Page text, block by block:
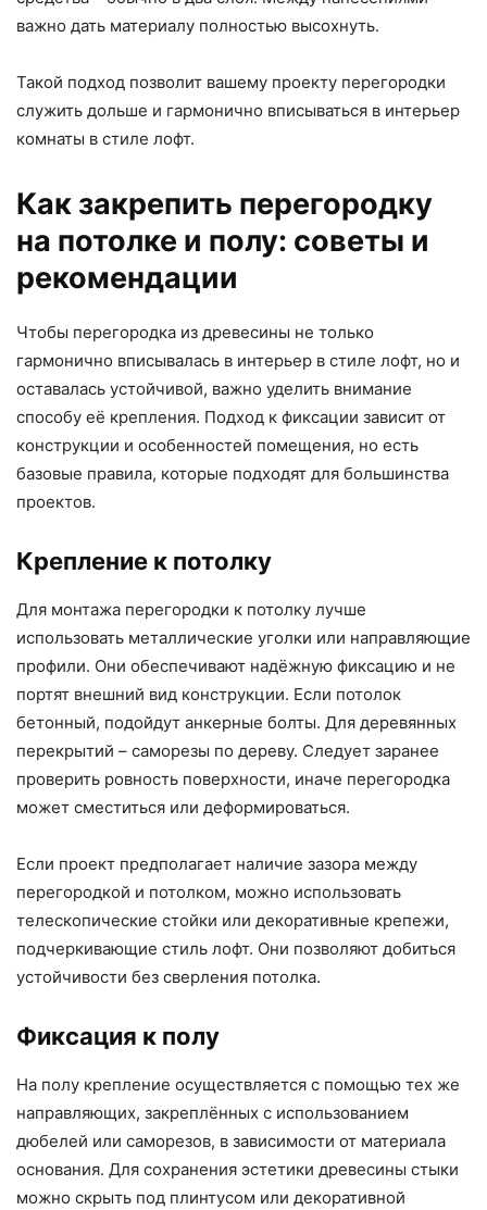
важно дать материалу полностью высохнуть.
Такой подход позволит вашему проекту перегородки
служить дольше и гармонично вписываться в интерьер
комнаты в стиле лофт.
Как закрепить перегородку
на потолке и полу: советы и
рекомендации
Чтобы перегородка из древесины не только
гармонично вписывалась в интерьер в стиле лофт, но и
оставалась устойчивой, важно уделить внимание
способу её крепления. Подход к фиксации зависит от
конструкции и особенностей помещения, но есть
базовые правила, которые подходят для большинства
проектов.
Крепление к потолку
Для монтажа перегородки к потолку лучше
использовать металлические уголки или направляющие
профили. Они обеспечивают надёжную фиксацию и не
портят внешний вид конструкции. Если потолок
бетонный, подойдут анкерные болты. Для деревянных
перекрытий – саморезы по дереву. Следует заранее
проверить ровность поверхности, иначе перегородка
может сместиться или деформироваться.
Если проект предполагает наличие зазора между
перегородкой и потолком, можно использовать
телескопические стойки или декоративные крепежи,
подчеркивающие стиль лофт. Они позволяют добиться
устойчивости без сверления потолка.
Фиксация к полу
На полу крепление осуществляется с помощью тех же
направляющих, закреплённых с использованием
дюбелей или саморезов, в зависимости от материала
основания. Для сохранения эстетики древесины стыки
можно скрыть под плинтусом или декоративной